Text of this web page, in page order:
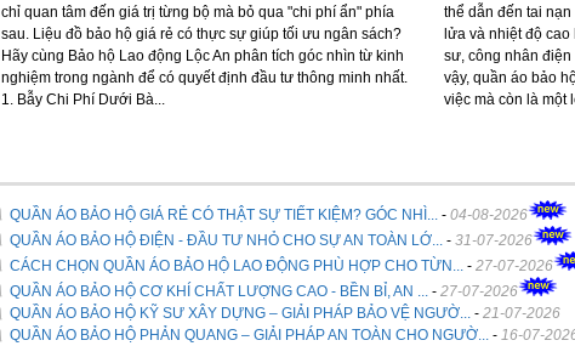
chỉ quan tâm đến giá trị từng bộ mà bỏ qua "chi phí ẩn" phía
sau. Liệu đồ bảo hộ giá rẻ có thực sự giúp tối ưu ngân sách?
Hãy cùng Bảo hộ Lao động Lộc An phân tích góc nhìn từ kinh
nghiệm trong ngành để có quyết định đầu tư thông minh nhất.
1. Bẫy Chi Phí Dưới Bà...
thể dẫn đến tai
lửa và nhiệt độ
sư, công nhân
vậy, quần áo bảo
việc mà còn là một
QUẦN ÁO BẢO HỘ GIÁ RẺ CÓ THẬT SỰ TIẾT KIỆM? GÓC NHÌ... - 04-08-2026
QUẦN ÁO BẢO HỘ ĐIỆN - ĐẦU TƯ NHỎ CHO SỰ AN TOÀN LỚ... - 31-07-2026
CÁCH CHỌN QUẦN ÁO BẢO HỘ LAO ĐỘNG PHÙ HỢP CHO TỪN... - 27-07-2026
QUẦN ÁO BẢO HỘ CƠ KHÍ CHẤT LƯỢNG CAO - BỀN BỈ, AN ... - 27-07-2026
QUẦN ÁO BẢO HỘ KỸ SƯ XÂY DỰNG – GIẢI PHÁP BẢO VỆ NGƯỜ... - 21-07-2026
QUẦN ÁO BẢO HỘ PHẢN QUANG – GIẢI PHÁP AN TOÀN CHO NGƯỜ... - 16-07-